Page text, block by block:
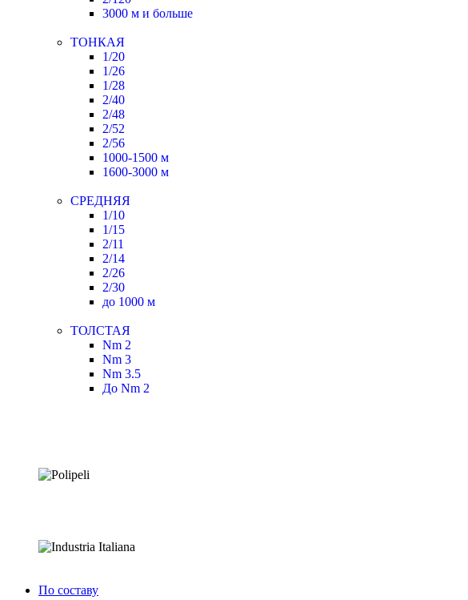
3000 м и больше
ТОНКАЯ
1/20
1/26
1/28
2/40
2/48
2/52
2/56
1000-1500 м
1600-3000 м
СРЕДНЯЯ
1/10
1/15
2/11
2/14
2/26
2/30
до 1000 м
ТОЛСТАЯ
Nm 2
Nm 3
Nm 3.5
До Nm 2
По составу